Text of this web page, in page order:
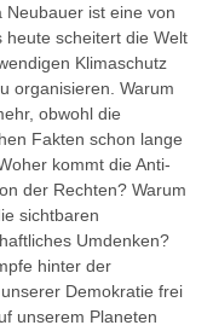
Neubauer ist eine von
heute scheitert die Welt
Klimaschutz
organisieren. Warum
obwohl die
Fakten schon lange
kommt die Anti-
der Rechten? Warum
sichtbaren
Umdenken?
hinter der
Demokratie frei
unserem Planeten